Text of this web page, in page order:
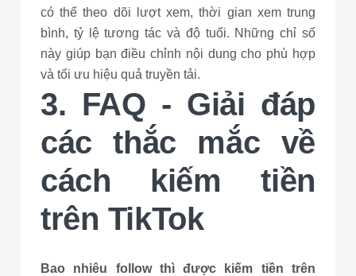
có thể theo dõi lượt xem, thời gian xem trung
bình, tỷ lệ tương tác và độ tuổi. Những chỉ số
này giúp bạn điều chỉnh nội dung cho phù hợp
và tối ưu hiệu quả truyền tải.
3. FAQ - Giải đáp
các thắc mắc về
cách kiếm tiền
trên TikTok
Bao nhiêu follow thì được kiếm tiền trên